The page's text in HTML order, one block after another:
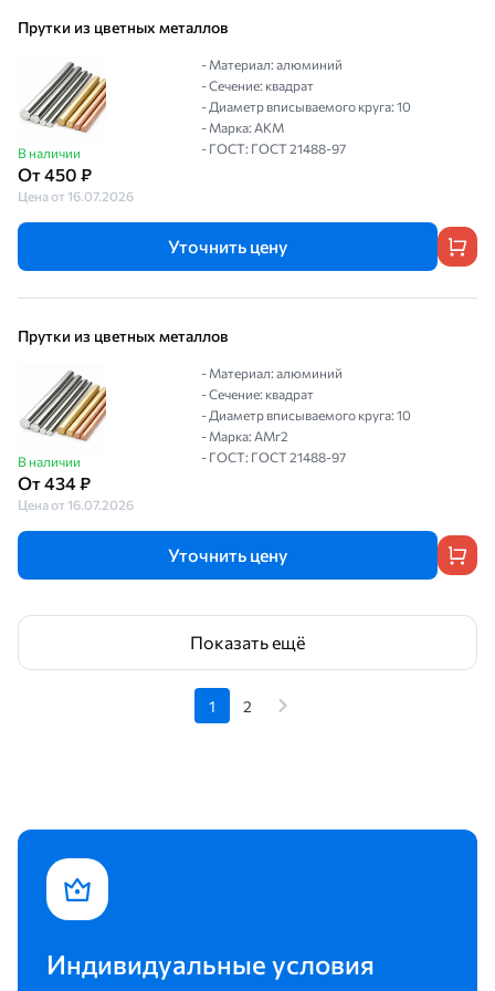
Прутки из цветных металлов
В наличии
От 450 ₽
Цена от 16.07.2026
- Материал: алюминий
- Сечение: квадрат
- Диаметр вписываемого круга: 10
- Марка: АКМ
- ГОСТ: ГОСТ 21488-97
Уточнить цену
Прутки из цветных металлов
В наличии
От 434 ₽
Цена от 16.07.2026
- Материал: алюминий
- Сечение: квадрат
- Диаметр вписываемого круга: 10
- Марка: АМг2
- ГОСТ: ГОСТ 21488-97
Уточнить цену
Показать ещё
1 2
Индивидуальные условия